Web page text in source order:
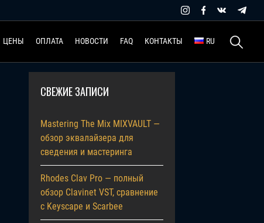
ЦЕНЫ ОПЛАТА НОВОСТИ FAQ КОНТАКТЫ RU Найти:
СВЕЖИЕ ЗАПИСИ
Mastering The Mix MIXVAULT —
обзор эквалайзера для
сведения и мастеринга
Rhodes Clav Pro — полный
обзор Clavinet VST, сравнение
с Keyscape и Scarbee